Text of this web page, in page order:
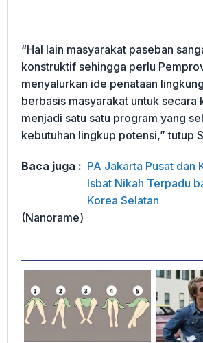
“Hal lain masyarakat paseban
konstruktif sehingga perlu
menyalurkan ide penataan
berbasis masyarakat untuk secara
menjadi satu satu program yang
kebutuhan lingkup potensi,” tutup
Baca juga : PA Jakarta Pusat dan
Isbat Nikah Terpadu
Korea Selatan
(Nanorame)